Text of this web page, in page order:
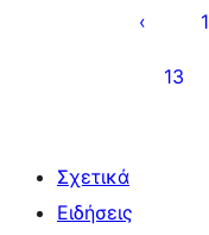
άρθρων
1
13
Σχετικά
Ειδήσεις